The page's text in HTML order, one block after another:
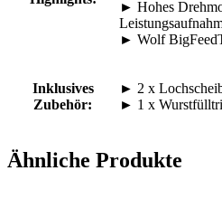
► Hohes
► Wolf
Inklusives
Zubehör:
► 2 x
► 1 x
Ähnliche Produkte